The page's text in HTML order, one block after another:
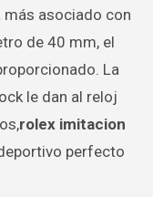
más asociado con
de 40 mm, el
La
le dan al reloj
rolex imitacion
perfecto